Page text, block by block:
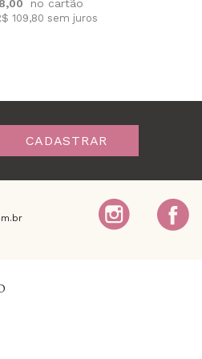
109,80 sem juros
CADASTRAR